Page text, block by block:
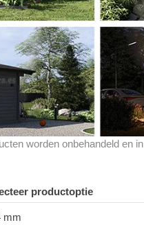
worden onbehandeld en in
productoptie
mm